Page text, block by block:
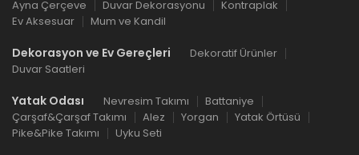
Ayna Çerçeve
Duvar Dekorasyonu
Kontraplak
Ev Aksesuar
Mum ve Kandil
Dekorasyon ve Ev Gereçleri
Dekoratif Ürünler
Duvar Saatleri
Yatak Odası Nevresim Takımı
Battaniye
Çarşaf&Çarşaf Takımı
Alez Yorgan
Yatak Örtüsü
Pike&Pike Takımı
Uyku Seti